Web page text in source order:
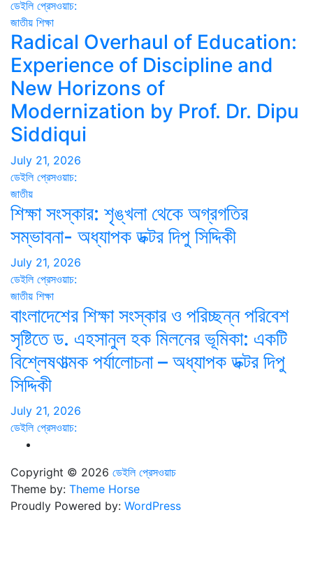
ডেইলি প্রেসওয়াচ:
জাতীয় শিক্ষা
Radical Overhaul of Education:
Experience of Discipline and
New Horizons of
Modernization by Prof. Dr. Dipu
Siddiqui
July 21, 2026
ডেইলি প্রেসওয়াচ:
জাতীয়
শিক্ষা সংস্কার: শৃঙ্খলা থেকে অগ্রগতির
সম্ভাবনা- অধ্যাপক ডক্টর দিপু সিদ্দিকী
July 21, 2026
ডেইলি প্রেসওয়াচ:
জাতীয় শিক্ষা
বাংলাদেশের শিক্ষা সংস্কার ও পরিচ্ছন্ন পরিবেশ
সৃষ্টিতে ড. এহসানুল হক মিলনের ভূমিকা: একটি
বিশ্লেষণাত্মক পর্যালোচনা – অধ্যাপক ডক্টর দিপু
সিদ্দিকী
July 21, 2026
ডেইলি প্রেসওয়াচ:
Copyright © 2026 ডেইলি প্রেসওয়াচ
Theme by: Theme Horse
Proudly Powered by: WordPress